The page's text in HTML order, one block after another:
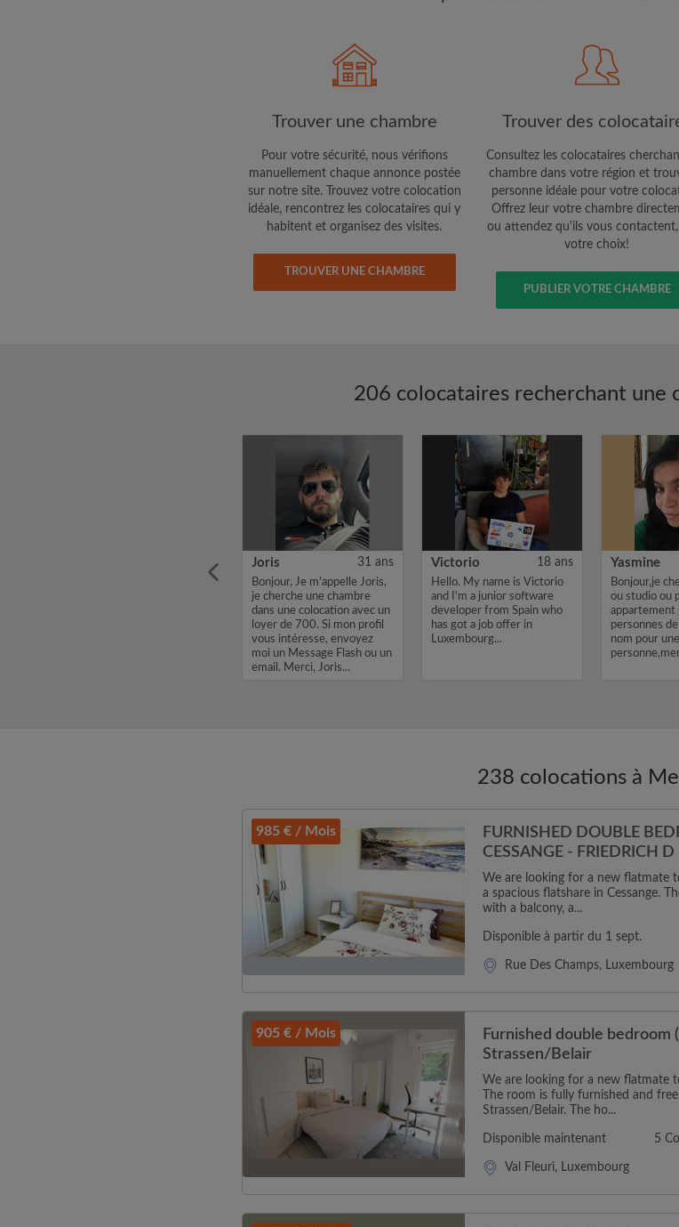
Je
Trouver une chambre
Pour votre sécurité, nous vérifions
manuellement chaque annonce postée
sur notre site. Trouvez votre colocation
idéale, rencontrez les colocataires qui y
habitent et organisez des visites.
TROUVER UNE CHAMBRE
Trouver des
Consultez les colocataires
chambre dans votre région et
personne idéale pour votre
Offrez leur votre chambre
ou attendez qu'ils vous
votre choix!
PUBLIER VOTRE CHAMBRE
206 colocataires recherchant une
Joris 31 ans
Bonjour, Je m'appelle Joris,
je cherche une chambre
dans une colocation avec un
loyer de 700. Si mon profil
vous intéresse, envoyez
moi un Message Flash ou un
email. Merci, Joris...
Victorio 18 ans
Hello. My name is Victorio
and I'm a junior software
developer from Spain who
has got a job offer in
Luxembourg...
Yasmine
Bonjour,je
ou studio ou
appartement
personnes
nom pour une
238 colocations à
985 € / Mois
FURNISHED DOUBLE
CESSANGE - FRIEDRICH D
We are looking for a new flatmate
a spacious flatshare in Cessange.
with a balcony, a...
Disponible à partir du 1 sept.
Rue Des Champs, Luxembourg
905 € / Mois
Furnished double bedroom
Strassen/Belair
We are looking for a new flatmate
The room is fully furnished and
Strassen/Belair. The ho...
Disponible maintenant 5
Val Fleuri, Luxembourg